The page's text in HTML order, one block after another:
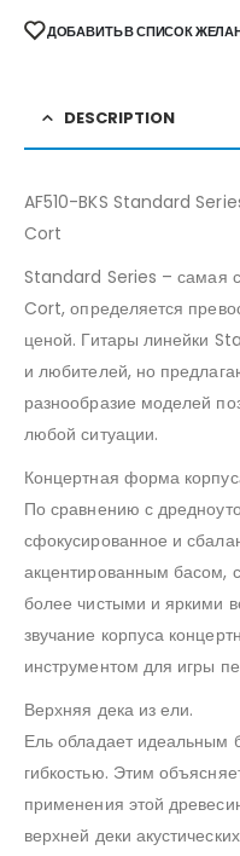
ДОБАВИТЬ В СПИСОК
DESCRIPTION
AF510-BKS Standard
Cort
Standard Series – самая
Cort, определяется
ценой. Гитары линейки
и любителей, но
разнообразие моделей
любой ситуации.
Концертная форма
По сравнению с
сфокусированное и
акцентированным басом,
более чистыми и яркими
звучание корпуса
инструментом для игры
Верхняя дека из ели.
Ель обладает идеальным
гибкостью. Этим
применения этой
верхней деки